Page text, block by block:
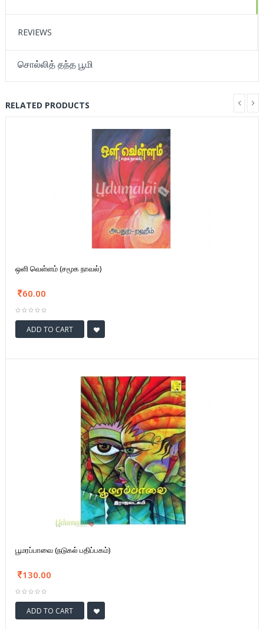
REVIEWS
சொல்லித் தந்த பூமி
RELATED PRODUCTS
ஒளி வெள்ளம் (சமூக நாவல்)
60.00
ADD TO CART
பூமரப்பாவை (நடுகல் பதிப்பகம்)
130.00
ADD TO CART